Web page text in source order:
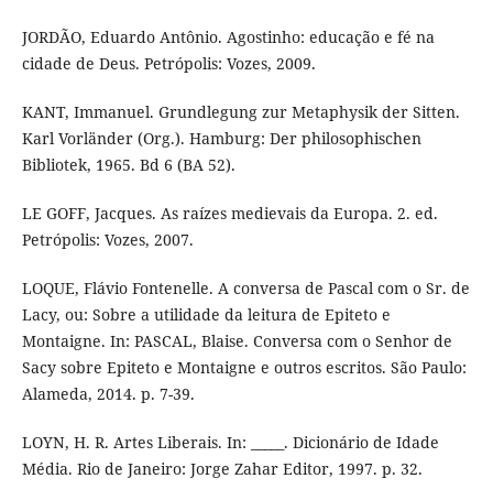
JORDÃO, Eduardo Antônio. Agostinho: educação e fé na
cidade de Deus. Petrópolis: Vozes, 2009.
KANT, Immanuel. Grundlegung zur Metaphysik der Sitten.
Karl Vorländer (Org.). Hamburg: Der philosophischen
Bibliotek, 1965. Bd 6 (BA 52).
LE GOFF, Jacques. As raízes medievais da Europa. 2. ed.
Petrópolis: Vozes, 2007.
LOQUE, Flávio Fontenelle. A conversa de Pascal com o Sr. de
Lacy, ou: Sobre a utilidade da leitura de Epiteto e
Montaigne. In: PASCAL, Blaise. Conversa com o Senhor de
Sacy sobre Epiteto e Montaigne e outros escritos. São Paulo:
Alameda, 2014. p. 7-39.
LOYN, H. R. Artes Liberais. In: _____. Dicionário de Idade
Média. Rio de Janeiro: Jorge Zahar Editor, 1997. p. 32.